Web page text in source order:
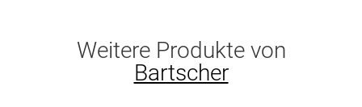
Weitere Produkte von
Bartscher